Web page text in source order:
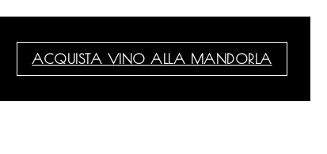
ACQUISTA VINO ALLA MANDORLA